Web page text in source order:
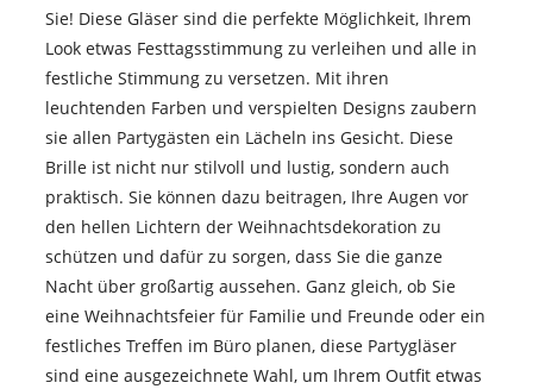
Sie! Diese Gläser sind die perfekte Möglichkeit, Ihrem
Look etwas Festtagsstimmung zu verleihen und alle in
festliche Stimmung zu versetzen. Mit ihren
leuchtenden Farben und verspielten Designs zaubern
sie allen Partygästen ein Lächeln ins Gesicht. Diese
Brille ist nicht nur stilvoll und lustig, sondern auch
praktisch. Sie können dazu beitragen, Ihre Augen vor
den hellen Lichtern der Weihnachtsdekoration zu
schützen und dafür zu sorgen, dass Sie die ganze
Nacht über großartig aussehen. Ganz gleich, ob Sie
eine Weihnachtsfeier für Familie und Freunde oder ein
festliches Treffen im Büro planen, diese Partygläser
sind eine ausgezeichnete Wahl, um Ihrem Outfit etwas